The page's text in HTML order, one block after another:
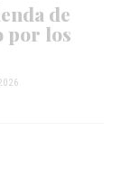
de
por los